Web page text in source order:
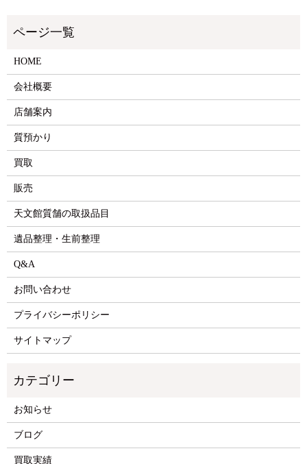
HOME
会社概要
店舗案内
質預かり
買取
販売
天文館質舗の取扱品目
遺品整理・生前整理
Q&A
お問い合わせ
プライバシーポリシー
サイトマップ
お知らせ
ブログ
買取実績